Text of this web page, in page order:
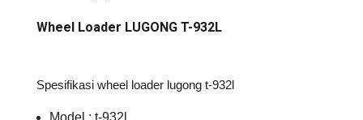
Wheel Loader LUGONG T-932L
Spesifikasi wheel loader lugong t-932l